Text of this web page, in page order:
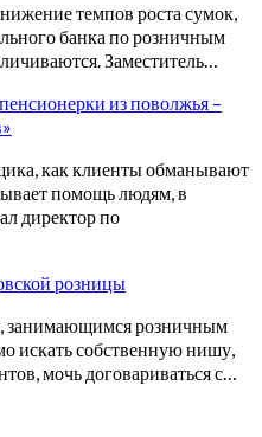
темпов роста сумок,
банка по розничным
Заместитель…
из поволжья –
как клиенты обманывают
помощь людям, в
директор по
розницы
занимающимся розничным
искать собственную нишу,
мочь договариваться с…